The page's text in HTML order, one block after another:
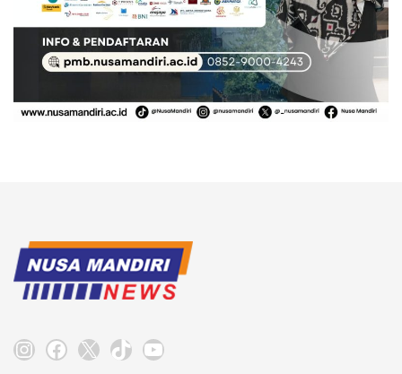
Instagram
Facebook
X TikTokYouTube